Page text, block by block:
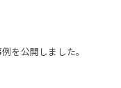
を公開しました。